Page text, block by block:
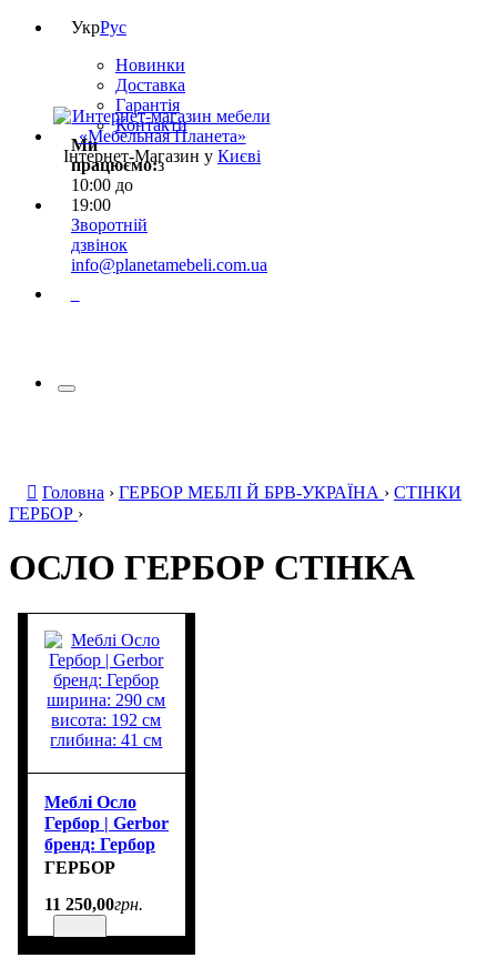
УкрРус
Новинки
Доставка
Гарантія
Контакти
Ми
працюємо:з
10:00 до
19:00
Зворотній
дзвінок
info@planetamebeli.com.ua
Інтернет-Магазин у Києві
Головна › ГЕРБОР МЕБЛІ Й БРВ-УКРАЇНА › СТІНКИ
ГЕРБОР ›
ОСЛО ГЕРБОР СТІНКА
Меблі Осло
Гербор | Gerbor
бренд: Гербор
ширина: 290
см глибина: 41
ГЕРБОР
11 250,00грн.